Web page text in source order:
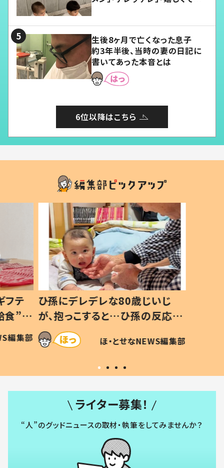
生後8ヶ月で亡くなった息子
約3年半後、当時の妻の日記に
書いてあった本音とは
6位以降はこちら
じ
応に
仕方な
編集部
生後8ヶ月で亡くなった息子 約
3年半後、当時の妻の日記に書い
てあった本音とは
ほ・とせなNEWS編集部
ライター募集！
“人”のグッドニュースの取材・執筆をしてみませんか？